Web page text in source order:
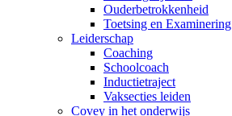
Ouderbetrokkenheid
Toetsing en Examinering
Leiderschap
Coaching
Schoolcoach
Inductietraject
Vaksecties leiden
Covey in het onderwijs